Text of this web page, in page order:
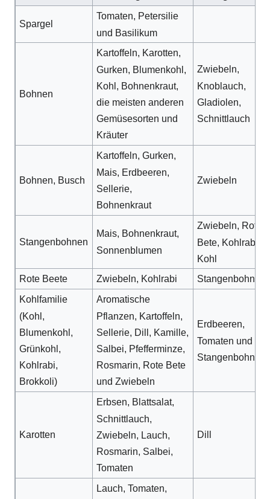
Spargel
Tomaten, Petersilie
und Basilikum
Bohnen
Kartoffeln, Karotten,
Gurken, Blumenkohl,
Kohl, Bohnenkraut,
die meisten anderen
Gemüsesorten und
Kräuter
Zwiebeln,
Knoblauch,
Gladiolen,
Schnittlauch
Bohnen, Busch
Kartoffeln, Gurken,
Mais, Erdbeeren,
Sellerie,
Bohnenkraut
Zwiebeln
Stangenbohnen
Mais, Bohnenkraut,
Sonnenblumen
Zwiebeln, Rote
Bete, Kohlrabi,
Kohl
Rote Beete
Zwiebeln, Kohlrabi
Stangenbohnen
Kohlfamilie
(Kohl,
Blumenkohl,
Grünkohl,
Kohlrabi,
Brokkoli)
Aromatische
Pflanzen, Kartoffeln,
Sellerie, Dill, Kamille,
Salbei, Pfefferminze,
Rosmarin, Rote Bete
und Zwiebeln
Erdbeeren,
Tomaten und
Stangenbohnen
Karotten
Erbsen, Blattsalat,
Schnittlauch,
Zwiebeln, Lauch,
Rosmarin, Salbei,
Tomaten
Dill
Lauch, Tomaten,